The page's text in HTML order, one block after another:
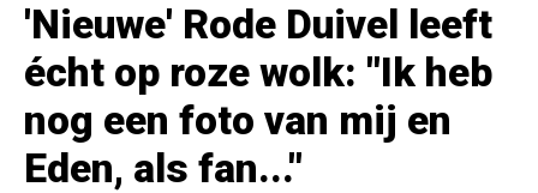
'Nieuwe' Rode Duivel leeft
écht op roze wolk: "Ik heb
nog een foto van mij en
Eden, als fan..."